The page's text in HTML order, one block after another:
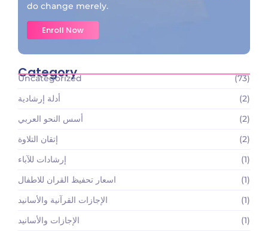
do change merely.
Enroll Now
Category
Uncategorized
(73)
أدلة إرشادية
(2)
أسس النحو العربي
(2)
إتقان التلاوة
(2)
إرشادات للآباء
(1)
اسعار تحفيظ القران للاطفال
(1)
الإجازات القرآنية والأسانيد
(1)
الإجازات والأسانيد
(1)